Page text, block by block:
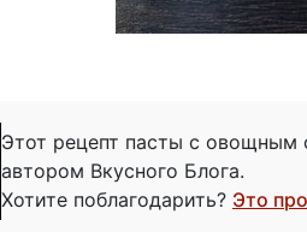
Этот рецепт пасты с овощным
автором Вкусного Блога.
Хотите поблагодарить? Это